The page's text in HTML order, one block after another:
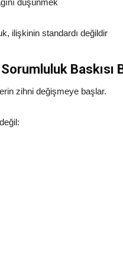
düşünmek
ilişkinin standardı değildir
Sorumluluk Baskısı
zihni değişmeye başlar.